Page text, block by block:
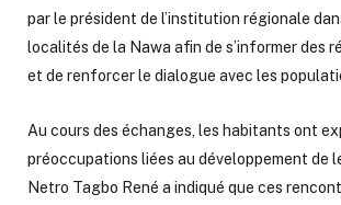
par le président de l’institution régionale
localités de la Nawa afin de s’informer des
et de renforcer le dialogue avec les
Au cours des échanges, les habitants ont
préoccupations liées au développement de
Netro Tagbo René a indiqué que ces